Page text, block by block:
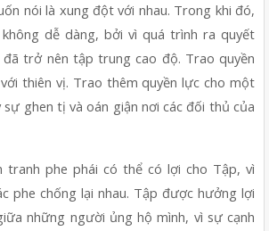
nói là xung đột với nhau. Trong khi đó,
dễ dàng, bởi vì quá trình ra quyết
trở nên tập trung cao độ. Trao quyền
thiên vị. Trao thêm quyền lực cho một
ghen tị và oán giận nơi các đối thủ của
tranh phe phái có thể có lợi cho Tập, vì
phe chống lại nhau. Tập được hưởng lợi
những người ủng hộ mình, vì sự cạnh